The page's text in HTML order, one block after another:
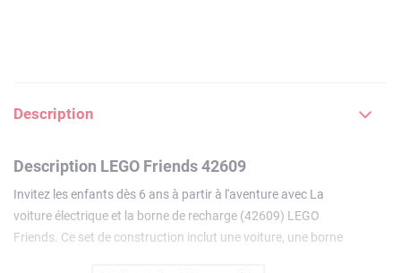
Description
Description LEGO Friends 42609
Invitez les enfants dès 6 ans à partir à l'aventure avec La
voiture électrique et la borne de recharge (42609) LEGO
Friends. Ce set de construction inclut une voiture, une borne